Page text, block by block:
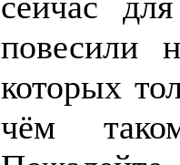
повесили
которых
чём